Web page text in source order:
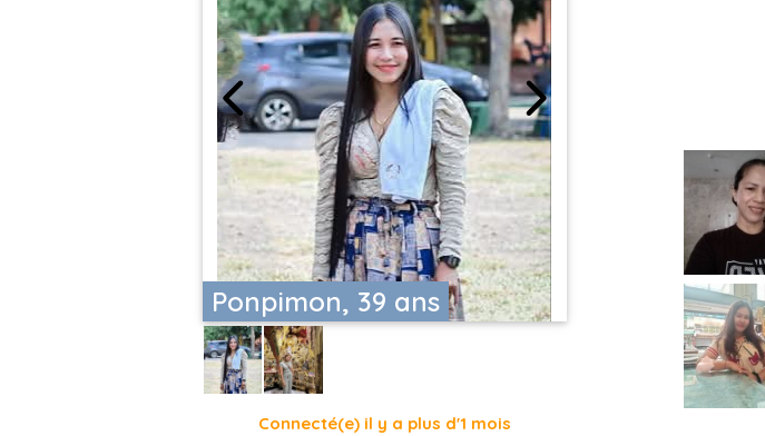
Ponpimon, 39 ans
Connecté(e) il y a plus d'1 mois